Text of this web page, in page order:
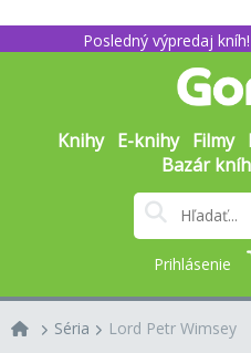
Posledný výpredaj
Knihy E-knihy Filmy
Bazár kníh
Prihlásenie
Séria Lord Petr Wimsey